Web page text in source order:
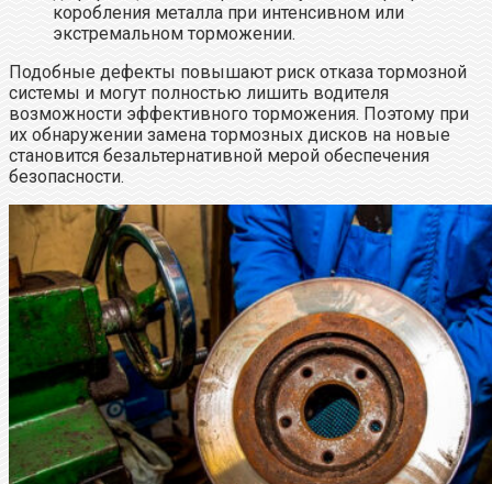
коробления металла при интенсивном или
экстремальном торможении.
Подобные дефекты повышают риск отказа тормозной
системы и могут полностью лишить водителя
возможности эффективного торможения. Поэтому при
их обнаружении замена тормозных дисков на новые
становится безальтернативной мерой обеспечения
безопасности.